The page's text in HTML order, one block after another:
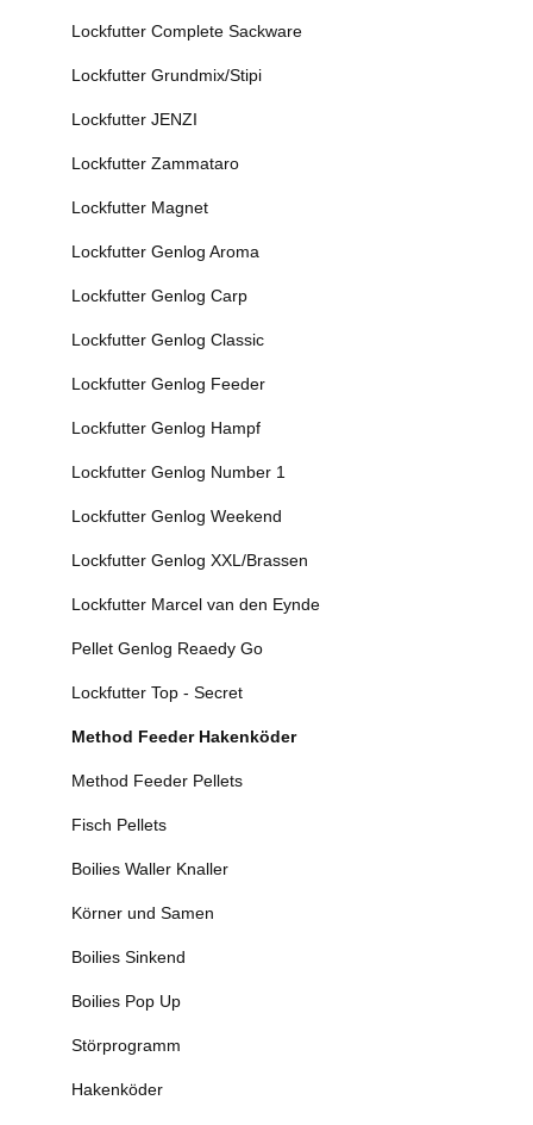
Lockfutter Complete Sackware
Lockfutter Grundmix/Stipi
Lockfutter JENZI
Lockfutter Zammataro
Lockfutter Magnet
Lockfutter Genlog Aroma
Lockfutter Genlog Carp
Lockfutter Genlog Classic
Lockfutter Genlog Feeder
Lockfutter Genlog Hampf
Lockfutter Genlog Number 1
Lockfutter Genlog Weekend
Lockfutter Genlog XXL/Brassen
Lockfutter Marcel van den Eynde
Pellet Genlog Reaedy Go
Lockfutter Top - Secret
Method Feeder Hakenköder
Method Feeder Pellets
Fisch Pellets
Boilies Waller Knaller
Körner und Samen
Boilies Sinkend
Boilies Pop Up
Störprogramm
Hakenköder